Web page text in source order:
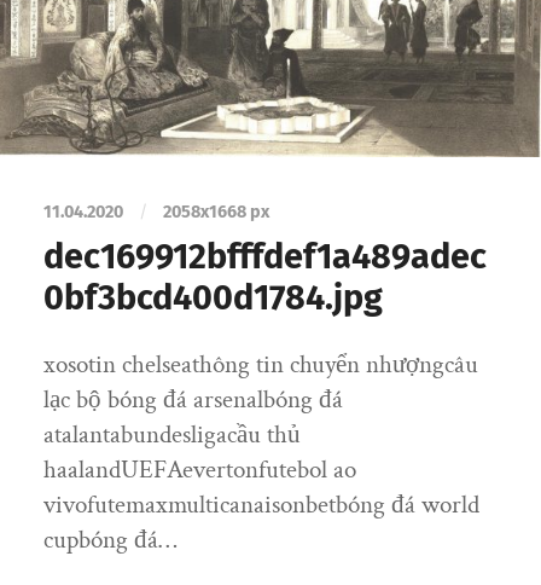
11.04.2020 / 2058x1668 px
dec169912bfffdef1a489adec
0bf3bcd400d1784.jpg
xosotin chelseathông tin chuyển nhượngcâu
lạc bộ bóng đá arsenalbóng đá
atalantabundesligacầu thủ
haalandUEFAevertonfutebol ao
vivofutemaxmulticanaisonbetbóng đá world
cupbóng đá…